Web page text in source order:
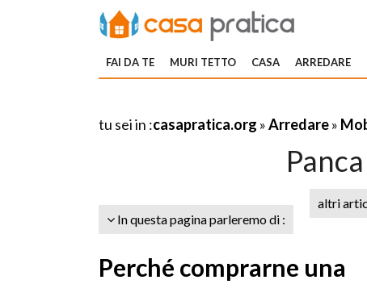
FAI DA TE MURI TETTO CASA ARREDARE
tu sei in :casapratica.org »Arredare»
In questa pagina parleremo di :
altri
Perché comprarne una